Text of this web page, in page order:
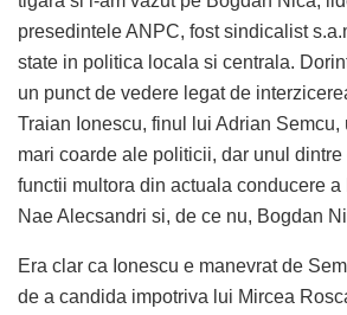
presedintele ANPC, fost sindicalist
state in politica locala si centrala.
un punct de vedere legat de
Traian Ionescu, finul lui Adrian Semcu,
mari coarde ale politicii, dar unul
functii multora din actuala conducere a
Nae Alecsandri si, de ce nu, Bogdan
Era clar ca Ionescu e manevrat de
de a candida impotriva lui Mircea